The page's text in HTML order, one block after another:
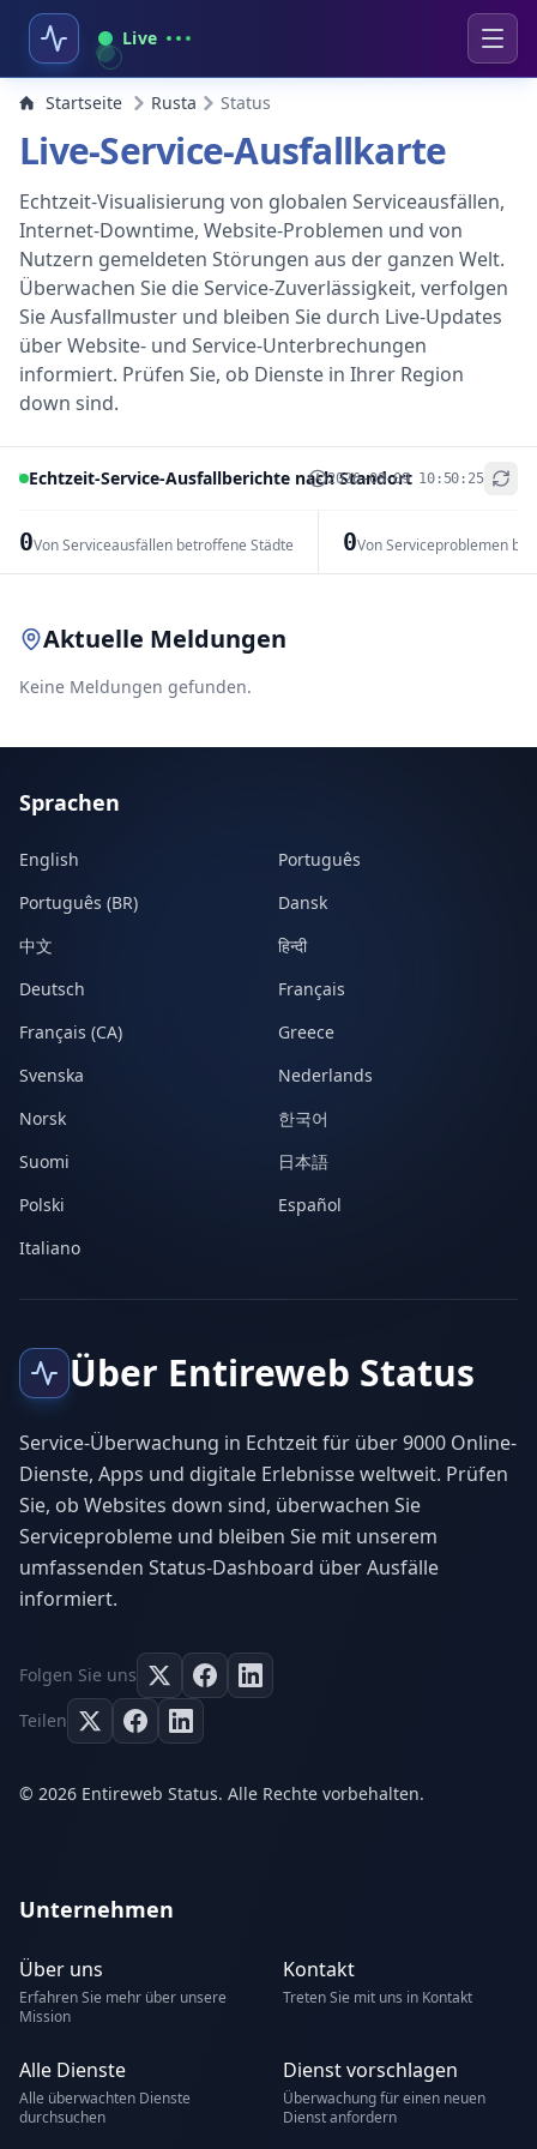
Live
Startseite Rusta Status
Live-Service-Ausfallkarte
Echtzeit-Visualisierung von globalen Serviceausfällen,
Internet-Downtime, Website-Problemen und von
Nutzern gemeldeten Störungen aus der ganzen Welt.
Überwachen Sie die Service-Zuverlässigkeit, verfolgen
Sie Ausfallmuster und bleiben Sie durch Live-Updates
über Website- und Service-Unterbrechungen
informiert. Prüfen Sie, ob Dienste in Ihrer Region
down sind.
Echtzeit-Service-Ausfallberichte nach Standort
2026-08-09 10:50:25
0Von Serviceausfällen betroffene Städte 0Von Serviceproblemen
+
Aktuelle Meldungen
Keine Meldungen gefunden.
Sprachen
English
Português
Português (BR)
Dansk
中文
हिन्दी
Deutsch
Français
Français (CA)
Greece
Svenska
Nederlands
Norsk
한국어
Suomi
日本語
Polski
Español
Italiano
Über Entireweb Status
Service-Überwachung in Echtzeit für über 9000 Online-
Dienste, Apps und digitale Erlebnisse weltweit. Prüfen
Sie, ob Websites down sind, überwachen Sie
Serviceprobleme und bleiben Sie mit unserem
umfassenden Status-Dashboard über Ausfälle
informiert.
Folgen Sie uns
Teilen
© 2026 Entireweb Status. Alle Rechte vorbehalten.
Unternehmen
Über uns
Erfahren Sie mehr über unsere
Mission
Kontakt
Treten Sie mit uns in Kontakt
Alle Dienste
Alle überwachten Dienste
durchsuchen
Dienst vorschlagen
Überwachung für einen neuen
Dienst anfordern